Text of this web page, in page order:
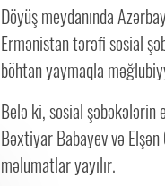
Döyüş meydanında
Ermənistan tərəfi sosial
böhtan yaymaqla
Belə ki, sosial
Bəxtiyar Babayev və
məlumatlar yayılır.